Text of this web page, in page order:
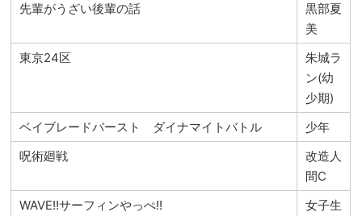
先輩がうざい後輩の話
黒部夏
美
東京24区
朱城ラ
ン(幼
少期)
ベイブレードバースト ダイナマイトバトル
少年
呪術廻戦
改造人
間C
WAVE!!サーフィンやっぺ!!
女子生